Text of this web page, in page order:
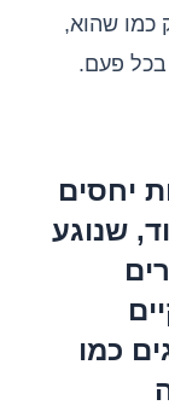
כמו שהוא,
פעם.
יחסים
שנוגע
כמו